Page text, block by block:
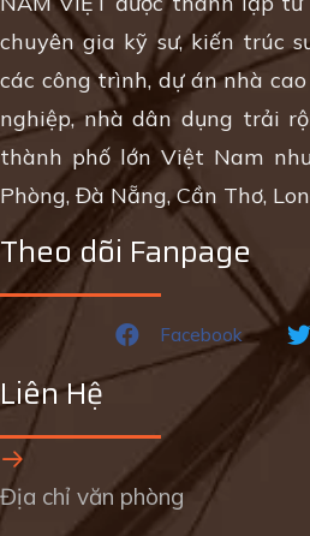
chuyên gia kỹ sư, kiến trúc
các công trình, dự án nhà
nghiệp, nhà dân dụng trải
thành phố lớn Việt Nam
Phòng, Đà Nẵng, Cần Thơ,
Theo dõi Fanpage
Facebook
Liên Hệ
Địa chỉ văn phòng